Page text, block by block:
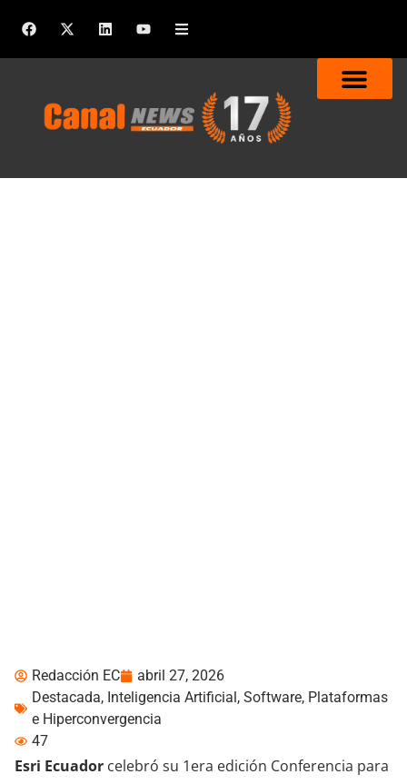
Redacción EC
abril 27, 2026
Destacada, Inteligencia Artificial, Software, Plataformas
e Hiperconvergencia
47
Esri Ecuador celebró su 1era edición Conferencia para